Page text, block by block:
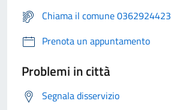
Chiama il comune 0362924423
Prenota un appuntamento
Problemi in città
Segnala disservizio